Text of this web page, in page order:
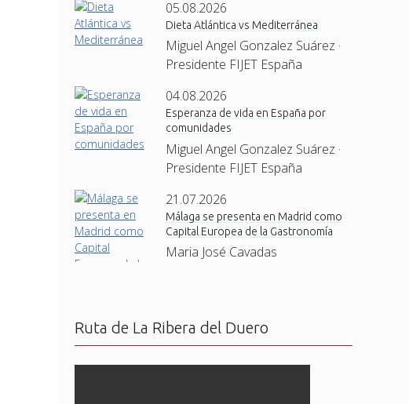
05.08.2026
Dieta Atlántica vs Mediterránea
Miguel Angel Gonzalez Suárez ·
Presidente FIJET España
04.08.2026
Esperanza de vida en España por
comunidades
Miguel Angel Gonzalez Suárez ·
Presidente FIJET España
21.07.2026
Málaga se presenta en Madrid como
Capital Europea de la Gastronomía
Maria José Cavadas
Ruta de La Ribera del Duero